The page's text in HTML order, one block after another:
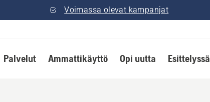
Voimassa olevat kampanjat
Palvelut Ammattikäyttö Opi uutta Esittelyssä